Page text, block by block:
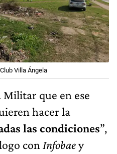
Villa Ángela
Militar que en ese
hacer la
las condiciones”,
con Infobaey